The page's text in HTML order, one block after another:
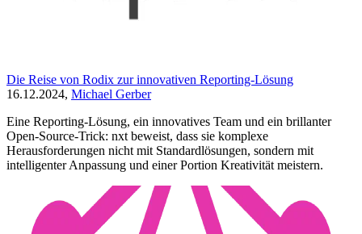
Die Reise von Rodix zur innovativen Reporting-Lösung
16.12.2024, Michael Gerber
Eine Reporting-Lösung, ein innovatives Team und ein brillanter
Open-Source-Trick: nxt beweist, dass sie komplexe
Herausforderungen nicht mit Standardlösungen, sondern mit
intelligenter Anpassung und einer Portion Kreativität meistern.